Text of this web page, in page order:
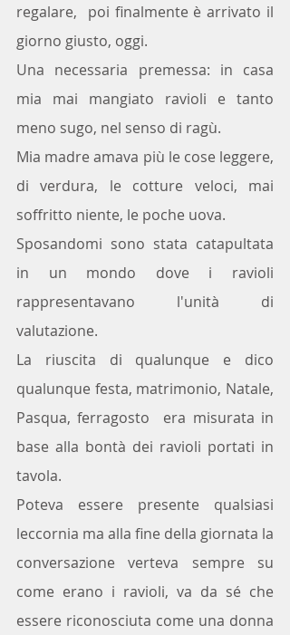
regalare,  poi finalmente è arrivato il
giorno giusto, oggi.
Una necessaria premessa: in casa
mia mai mangiato ravioli e tanto
meno sugo, nel senso di ragù.
Mia madre amava più le cose leggere,
di verdura, le cotture veloci, mai
soffritto niente, le poche uova.
Sposandomi sono stata catapultata
in un mondo dove i ravioli
rappresentavano l'unità di
valutazione.
La riuscita di qualunque e dico
qualunque festa, matrimonio, Natale,
Pasqua, ferragosto  era misurata in
base alla bontà dei ravioli portati in
tavola.
Poteva essere presente qualsiasi
leccornia ma alla fine della giornata la
conversazione verteva sempre su
come erano i ravioli, va da sé che
essere riconosciuta come una donna